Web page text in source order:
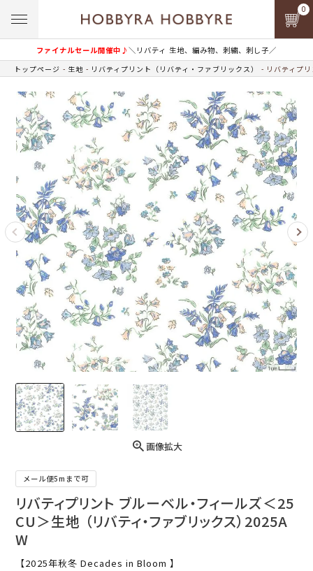
ファイナルセール開催中♪＼リバティ 生地、編み物、刺繍、刺し子／
0
トップページ 生地 リバティプリント（リバティ・ファブリックス） リバティプ
画像拡大
メール便5mまで可
リバティプリント ブルーベル・フィールズ＜25
CU＞生地 （リバティ・ファブリックス）2025A
W
【2025年秋冬 Decades in Bloom 】